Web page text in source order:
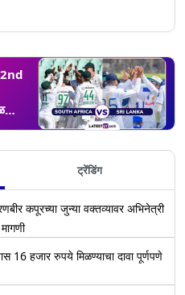
ट्रेंडिंग
कपूरच्या जुन्या वक्तव्यावर अभिनेत्री
16 हजार रुपये मिळण्याचा दावा पूर्णपणे